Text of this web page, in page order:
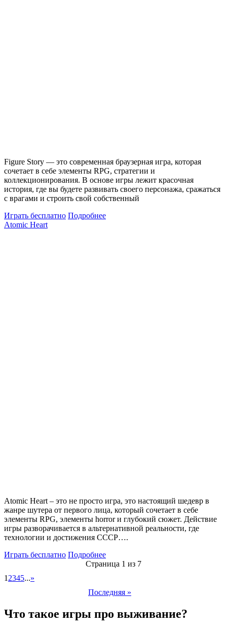
Figure Story — это современная браузерная игра, которая
сочетает в себе элементы RPG, стратегии и
коллекционирования. В основе игры лежит красочная
история, где вы будете развивать своего персонажа, сражаться
с врагами и строить свой собственный
Играть бесплатно Подробнее
Atomic Heart
Atomic Heart – это не просто игра, это настоящий шедевр в
жанре шутера от первого лица, который сочетает в себе
элементы RPG, элементы horror и глубокий сюжет. Действие
игры разворачивается в альтернативной реальности, где
технологии и достижения СССР….
Играть бесплатно Подробнее
Страница 1 из 7
1 2345...»
Последняя »
Что такое игры про выживание?